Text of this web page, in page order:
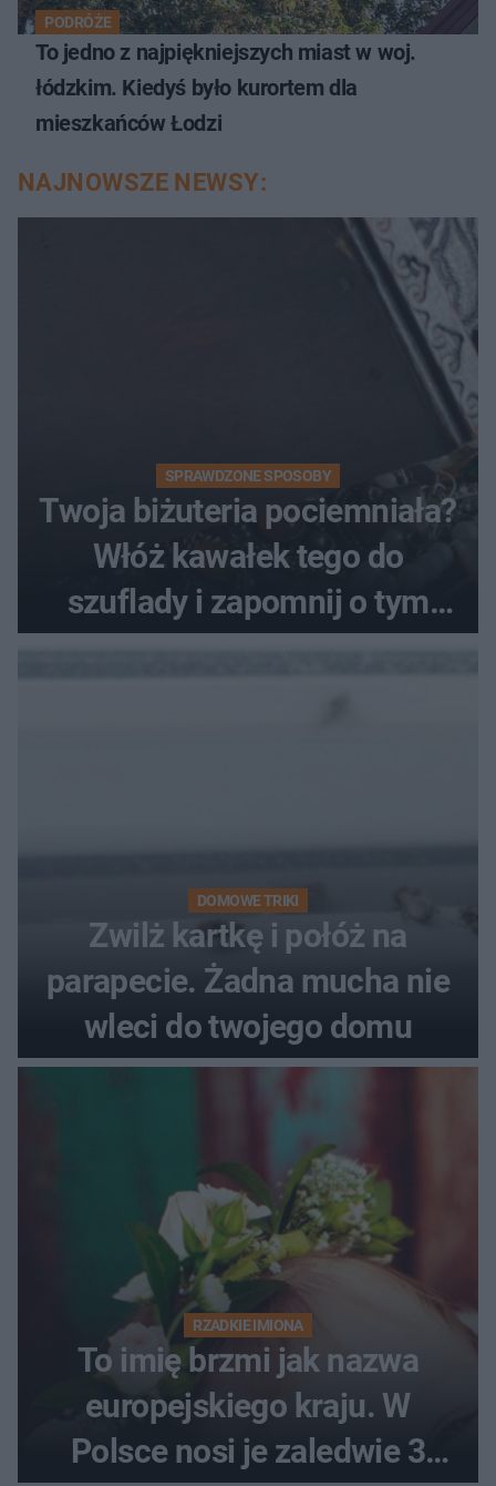
PODRÓŻE
To jedno z najpiękniejszych miast w woj.
łódzkim. Kiedyś było kurortem dla
mieszkańców Łodzi
NAJNOWSZE NEWSY:
SPRAWDZONE SPOSOBY
Twoja biżuteria pociemniała?
Włóż kawałek tego do
szuflady i zapomnij o tym
problemie. Sposób na
DOMOWE TRIKI
Zwilż kartkę i połóż na
parapecie. Żadna mucha nie
wleci do twojego domu
RZADKIE IMIONA
To imię brzmi jak nazwa
europejskiego kraju. W
Polsce nosi je zaledwie 3